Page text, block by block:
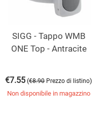
SIGG - Tappo WMB
ONE Top - Antracite
€7.55 (€8.90 Prezzo di listino)
Non disponibile in magazzino